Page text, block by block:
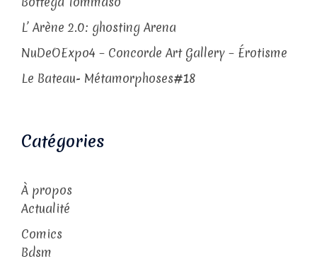
L’ Arène 2.0: ghosting Arena
NuDeOExpo4 – Concorde Art Gallery – Érotisme
Le Bateau- Métamorphoses#18
Catégories
À propos
Actualité
Comics
Bdsm